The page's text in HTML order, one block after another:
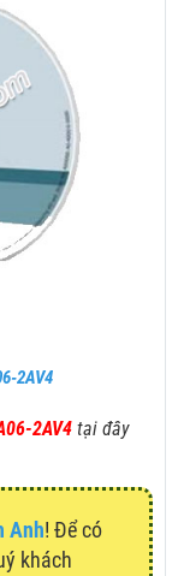
2AV4
2AV4 tại đây
Anh! Để có
khách